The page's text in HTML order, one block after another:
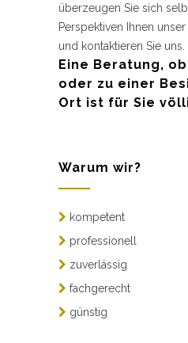
überzeugen Sie sich
Perspektiven Ihnen
und kontaktieren Sie uns.
Eine Beratung,
oder zu einer
Ort ist für Sie
Warum wir?
kompetent
professionell
zuverlässig
fachgerecht
günstig